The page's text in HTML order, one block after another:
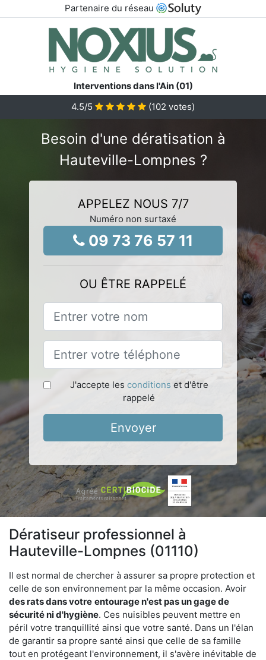
Partenaire du réseau
Interventions dans l'Ain (01)
4.5/5 (102 votes)
Besoin d'une dératisation à
Hauteville-Lompnes ?
APPELEZ NOUS 7/7
Numéro non surtaxé
09 73 76 57 11
OU ÊTRE RAPPELÉ
J'accepte les conditions et d'être
rappelé
Envoyer
Dératiseur professionnel à
Hauteville-Lompnes (01110)
Il est normal de chercher à assurer sa propre protection et
celle de son environnement par la même occasion. Avoir
des rats dans votre entourage n'est pas un gage de
sécurité ni d'hygiène. Ces nuisibles peuvent mettre en
péril votre tranquillité ainsi que votre santé. Dans un l'élan
de garantir sa propre santé ainsi que celle de sa famille
tout en protégeant l'environnement, il s'avère inévitable de